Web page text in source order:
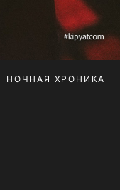
НОЧНАЯ ХРОНИКА